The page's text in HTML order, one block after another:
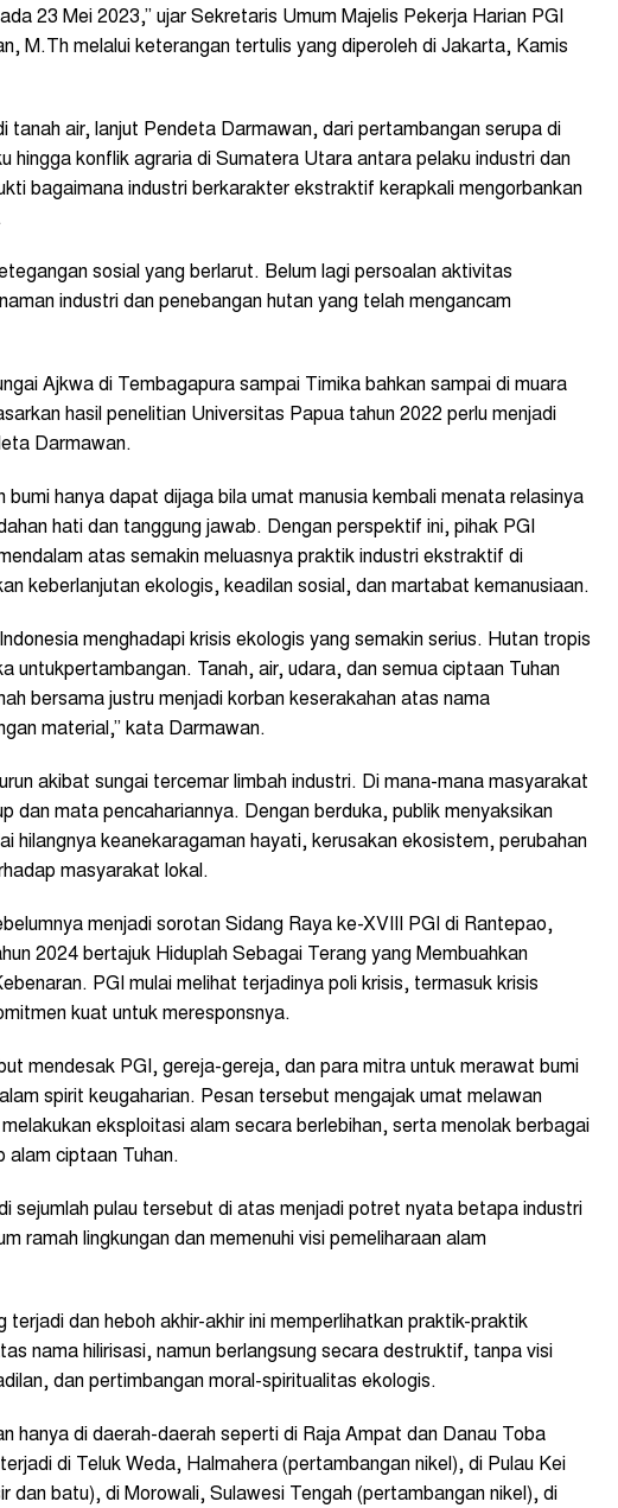
23 Mei 2023,” ujar Sekretaris Umum Majelis Pekerja Harian PGI
M.Th melalui keterangan tertulis yang diperoleh di Jakarta, Kamis
tanah air, lanjut Pendeta Darmawan, dari pertambangan serupa di
hingga konflik agraria di Sumatera Utara antara pelaku industri dan
bagaimana industri berkarakter ekstraktif kerapkali mengorbankan
sosial yang berlarut. Belum lagi persoalan aktivitas
industri dan penebangan hutan yang telah mengancam
Ajkwa di Tembagapura sampai Timika bahkan sampai di muara
hasil penelitian Universitas Papua tahun 2022 perlu menjadi
Darmawan.
bumi hanya dapat dijaga bila umat manusia kembali menata relasinya
hati dan tanggung jawab. Dengan perspektif ini, pihak PGI
atas semakin meluasnya praktik industri ekstraktif di
keberlanjutan ekologis, keadilan sosial, dan martabat kemanusiaan.
menghadapi krisis ekologis yang semakin serius. Hutan tropis
untukpertambangan. Tanah, air, udara, dan semua ciptaan Tuhan
bersama justru menjadi korban keserakahan atas nama
material,” kata Darmawan.
akibat sungai tercemar limbah industri. Di mana-mana masyarakat
dan mata pencahariannya. Dengan berduka, publik menyaksikan
hilangnya keanekaragaman hayati, kerusakan ekosistem, perubahan
masyarakat lokal.
menjadi sorotan Sidang Raya ke-XVIII PGI di Rantepao,
2024 bertajuk Hiduplah Sebagai Terang yang Membuahkan
PGI mulai melihat terjadinya poli krisis, termasuk krisis
kuat untuk meresponsnya.
mendesak PGI, gereja-gereja, dan para mitra untuk merawat bumi
spirit keugaharian. Pesan tersebut mengajak umat melawan
eksploitasi alam secara berlebihan, serta menolak berbagai
ciptaan Tuhan.
sejumlah pulau tersebut di atas menjadi potret nyata betapa industri
ramah lingkungan dan memenuhi visi pemeliharaan alam
terjadi dan heboh akhir-akhir ini memperlihatkan praktik-praktik
nama hilirisasi, namun berlangsung secara destruktif, tanpa visi
dan pertimbangan moral-spiritualitas ekologis.
hanya di daerah-daerah seperti di Raja Ampat dan Danau Toba
di Teluk Weda, Halmahera (pertambangan nikel), di Pulau Kei
dan batu), di Morowali, Sulawesi Tengah (pertambangan nikel), di